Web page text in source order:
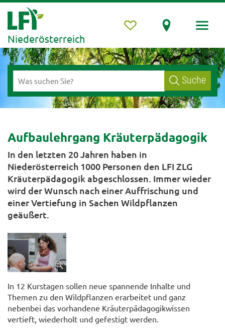
Niederösterreich
Suche
Aufbaulehrgang Kräuterpädagogik
In den letzten 20 Jahren haben in
Niederösterreich 1000 Personen den LFI ZLG
Kräuterpädagogik abgeschlossen. Immer wieder
wird der Wunsch nach einer Auffrischung und
einer Vertiefung in Sachen Wildpflanzen
geäußert.
In 12 Kurstagen sollen neue spannende Inhalte und
Themen zu den Wildpflanzen erarbeitet und ganz
nebenbei das vorhandene Kräuterpädagogikwissen
vertieft, wiederholt und gefestigt werden.